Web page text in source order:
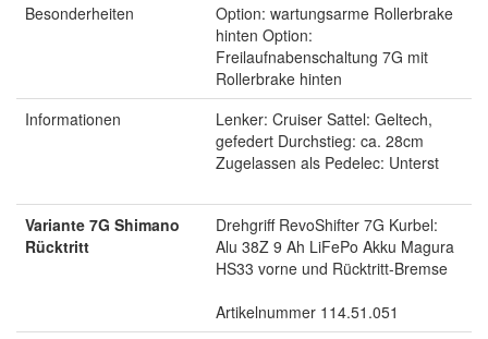
Besonderheiten
Option: wartungsarme Rollerbrake
hinten Option:
Freilaufnabenschaltung 7G mit
Rollerbrake hinten
Informationen
Lenker: Cruiser Sattel: Geltech,
gefedert Durchstieg: ca. 28cm
Zugelassen als Pedelec: Unterst
Variante 7G Shimano
Rücktritt
Drehgriff RevoShifter 7G Kurbel:
Alu 38Z 9 Ah LiFePo Akku Magura
HS33 vorne und Rücktritt-Bremse
Artikelnummer 114.51.051